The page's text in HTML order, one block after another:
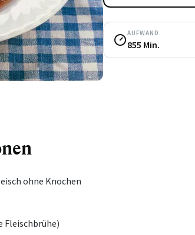
AUFWAND
855 Min.
ohne Knochen
Fleischbrühe)